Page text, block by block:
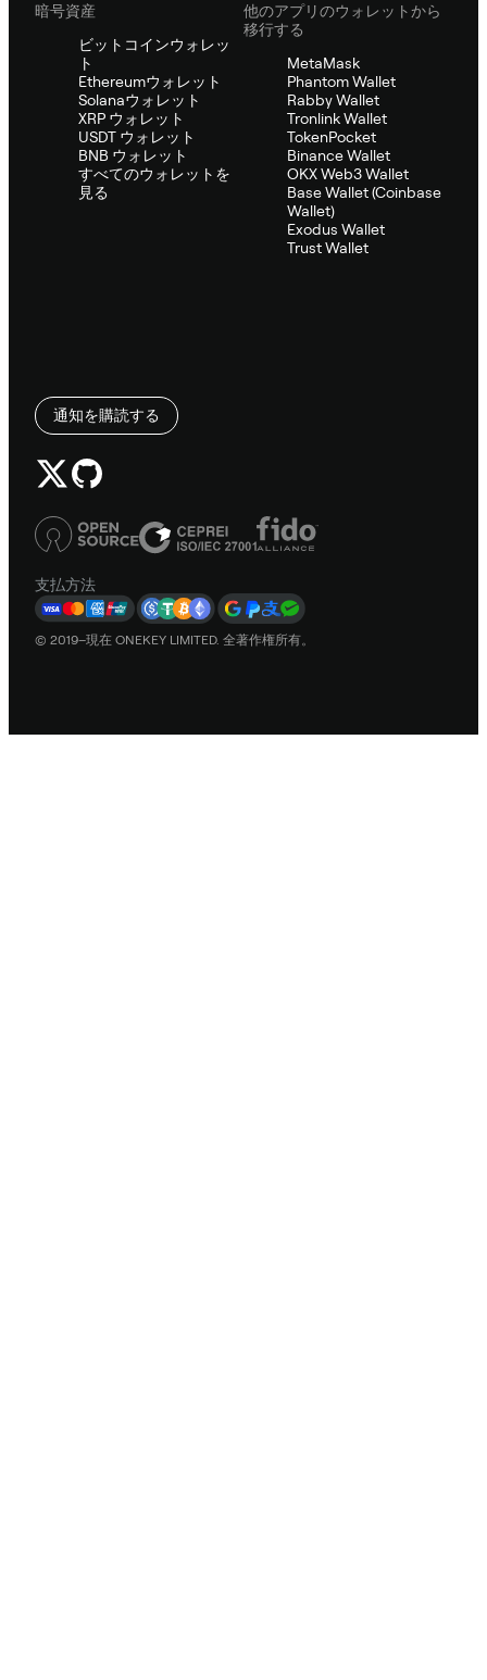
暗号資産
ビットコインウォレッ
ト
Ethereumウォレット
Solanaウォレット
XRP ウォレット
USDT ウォレット
BNB ウォレット
すべてのウォレットを
見る
他のアプリのウォレットから
移行する
MetaMask
Phantom Wallet
Rabby Wallet
Tronlink Wallet
TokenPocket
Binance Wallet
OKX Web3 Wallet
Base Wallet (Coinbase
Wallet)
Exodus Wallet
Trust Wallet
通知を購読する
支払方法
© 2019–現在 ONEKEY LIMITED. 全著作権所有。